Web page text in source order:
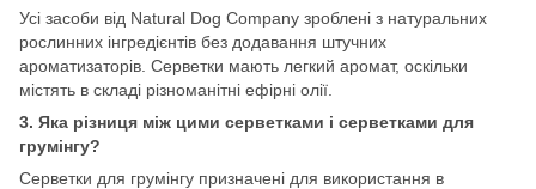
Усі засоби від Natural Dog Company зроблені з натуральних
рослинних інгредієнтів без додавання штучних
ароматизаторів. Серветки мають легкий аромат, оскільки
містять в складі різноманітні ефірні олії.
3. Яка різниця між цими серветками і серветками для
грумінгу?
Серветки для грумінгу призначені для використання в